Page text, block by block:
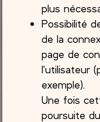
plus
Possibilité
de la
page de
l'utilisateur
exemple).
Une fois
poursuite